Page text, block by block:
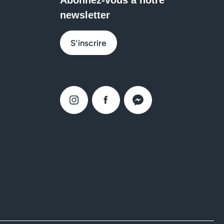
newsletter
S'inscrire
InstagramFacebookMessenger